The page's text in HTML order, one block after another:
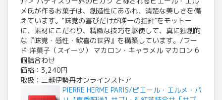
メ氏が作るお菓子は、創造性にあふれ、清楚な美しさを備
えています。"味覚の喜びだけが唯一の指針"をモットー
に、素材にこだわり、精緻な技巧を駆使して、真に独創的
な『味覚・感性・歓喜の世界』を構築しています。/フー
ド 洋菓子（スイーツ） マカロン・キャラメル マカロン 6
個詰合わせ
価格：3,240円
取扱：三越伊勢丹オンラインストア
PIERRE HERME PARIS/ピエール・エルメ・パ